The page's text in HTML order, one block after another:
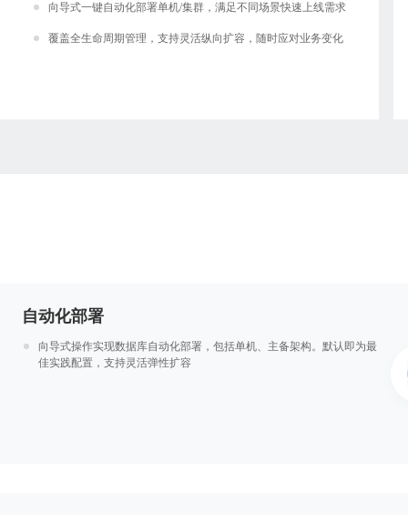
向导式一键自动化部署单机/集群，满足不同场景快速上线需求
覆盖全生命周期管理，支持灵活纵向扩容，随时应对业务变化
自动化部署
向导式操作实现数据库自动化部署，包括单机、主备架构。默认即为最
佳实践配置，支持灵活弹性扩容